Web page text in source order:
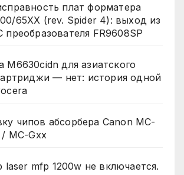
плат форматера
65XX (rev. Spider 4): выход из
преобразователя FR9608SP
для азиатского
— нет: история одной
чипов абсорбера Canon MC-
MC-Gxx
laser mfp 1200w не включается.